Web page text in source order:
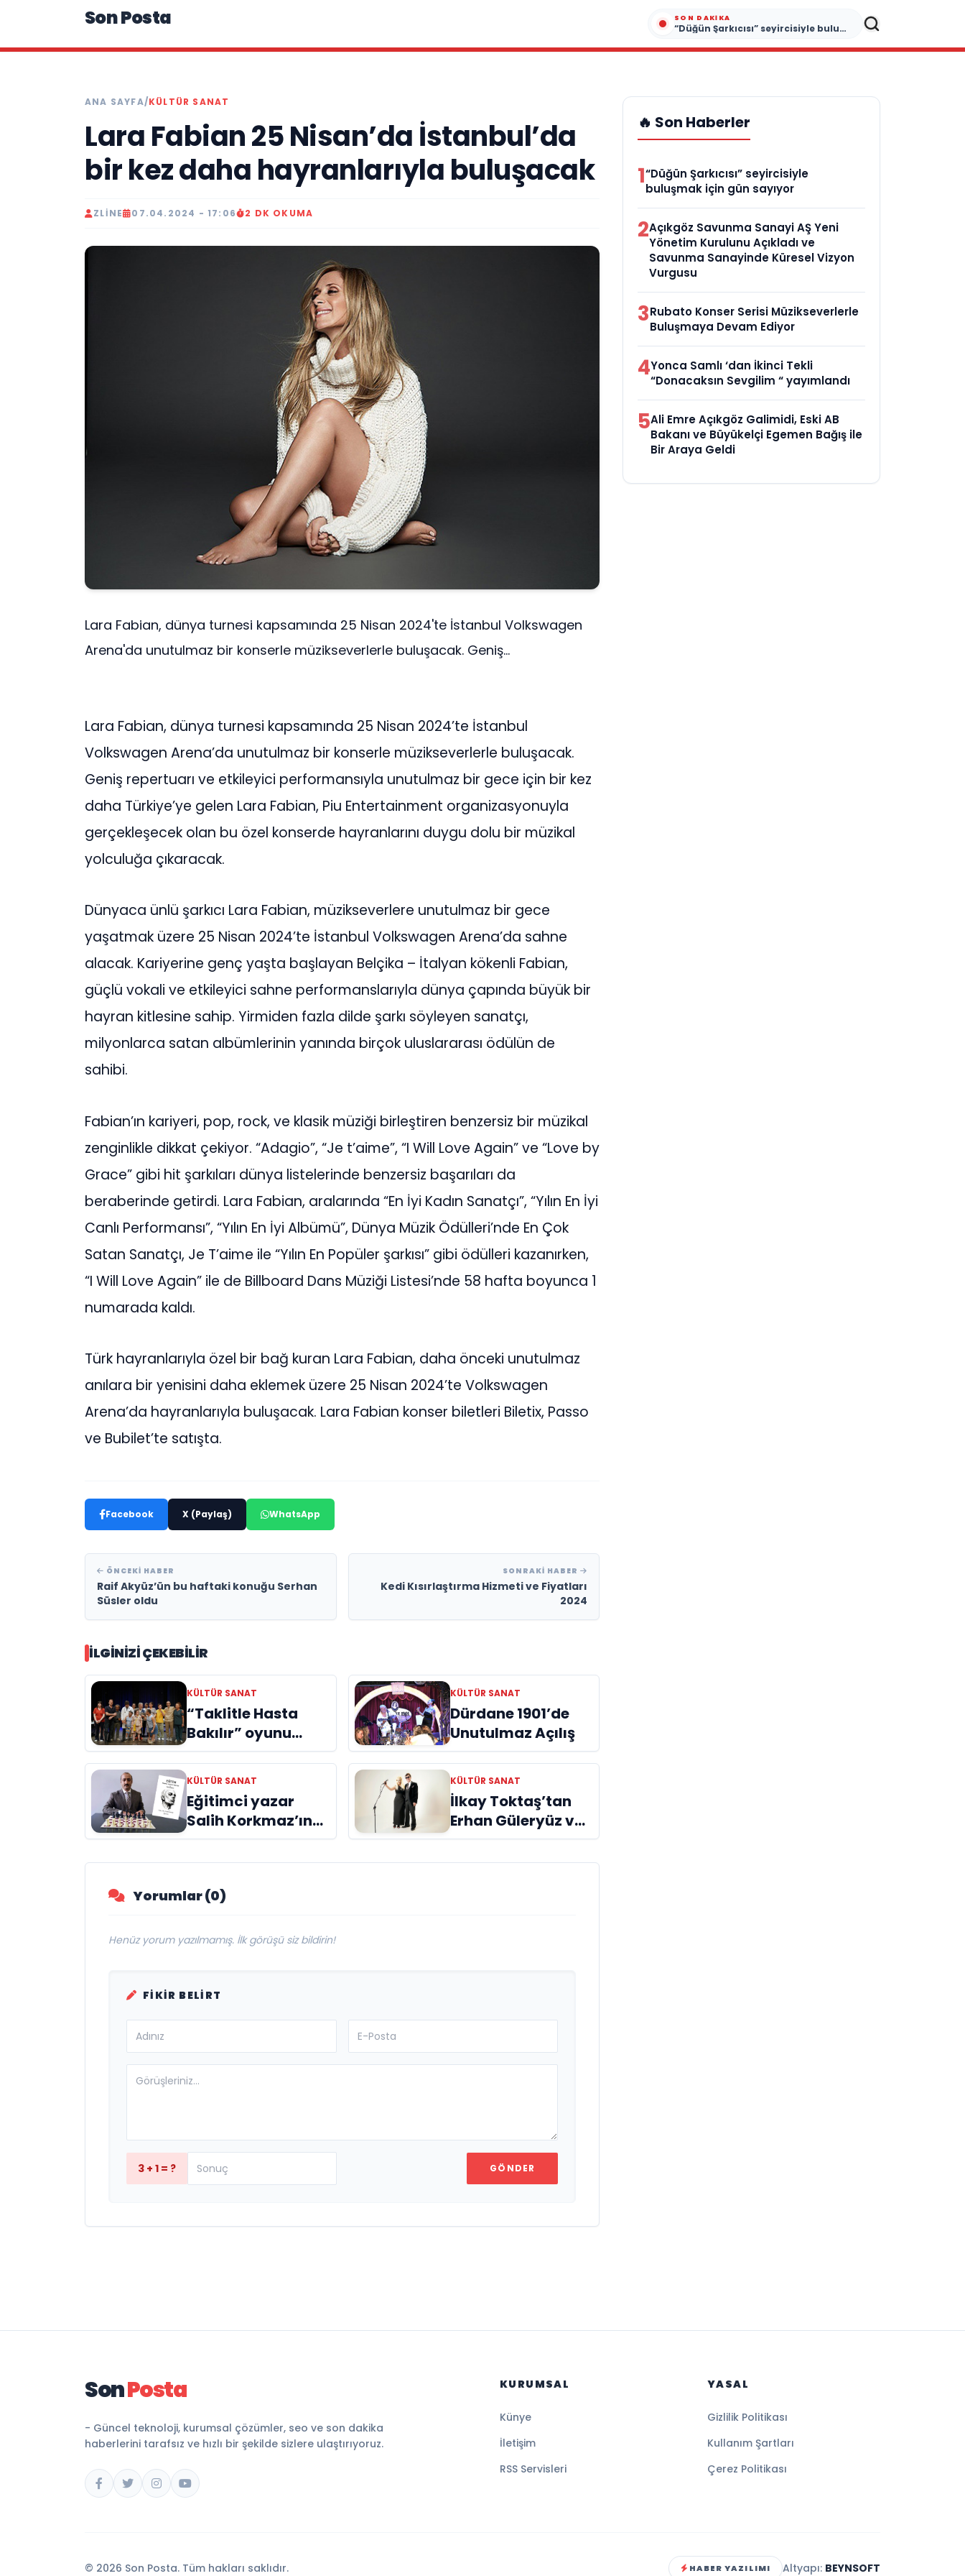
Son Posta SON DAKIKA
“Düğün Şarkıcısı” seyircisiyle buluşmak için gün sayıyor
ANA SAYFA/KÜLTÜR SANAT
Lara Fabian 25 Nisan’da İstanbul’da
bir kez daha hayranlarıyla buluşacak
ZLINE 07.04.2024 - 17:06 2 DK OKUMA
Lara Fabian, dünya turnesi kapsamında 25 Nisan 2024'te İstanbul Volkswagen
Arena'da unutulmaz bir konserle müzikseverlerle buluşacak. Geniş...
Lara Fabian, dünya turnesi kapsamında 25 Nisan 2024’te İstanbul
Volkswagen Arena’da unutulmaz bir konserle müzikseverlerle buluşacak.
Geniş repertuarı ve etkileyici performansıyla unutulmaz bir gece için bir kez
daha Türkiye’ye gelen Lara Fabian, Piu Entertainment organizasyonuyla
gerçekleşecek olan bu özel konserde hayranlarını duygu dolu bir müzikal
yolculuğa çıkaracak.
Dünyaca ünlü şarkıcı Lara Fabian, müzikseverlere unutulmaz bir gece
yaşatmak üzere 25 Nisan 2024’te İstanbul Volkswagen Arena’da sahne
alacak. Kariyerine genç yaşta başlayan Belçika – İtalyan kökenli Fabian,
güçlü vokali ve etkileyici sahne performanslarıyla dünya çapında büyük bir
hayran kitlesine sahip. Yirmiden fazla dilde şarkı söyleyen sanatçı,
milyonlarca satan albümlerinin yanında birçok uluslararası ödülün de
sahibi.
Fabian’ın kariyeri, pop, rock, ve klasik müziği birleştiren benzersiz bir müzikal
zenginlikle dikkat çekiyor. “Adagio”, “Je t’aime”, “I Will Love Again” ve “Love by
Grace” gibi hit şarkıları dünya listelerinde benzersiz başarıları da
beraberinde getirdi. Lara Fabian, aralarında “En İyi Kadın Sanatçı”, “Yılın En İyi
Canlı Performansı”, “Yılın En İyi Albümü”, Dünya Müzik Ödülleri’nde En Çok
Satan Sanatçı, Je T’aime ile “Yılın En Popüler şarkısı” gibi ödülleri kazanırken,
“I Will Love Again” ile de Billboard Dans Müziği Listesi’nde 58 hafta boyunca 1
numarada kaldı.
Türk hayranlarıyla özel bir bağ kuran Lara Fabian, daha önceki unutulmaz
anılara bir yenisini daha eklemek üzere 25 Nisan 2024’te Volkswagen
Arena’da hayranlarıyla buluşacak. Lara Fabian konser biletleri Biletix, Passo
ve Bubilet’te satışta.
Facebook X (Paylaş) WhatsApp
ÖNCEKI HABER
Raif Akyüz’ün bu haftaki konuğu Serhan
Süsler oldu
SONRAKI HABER
Kedi Kısırlaştırma Hizmeti ve Fiyatları
2024
İLGINIZI ÇEKEBILIR
KÜLTÜR SANAT
“Taklitle Hasta
Bakılır” oyunu
engelleri sanatla
aştı
KÜLTÜR SANAT
Dürdane 1901’de
Unutulmaz Açılış
KÜLTÜR SANAT
Eğitimci yazar
Salih Korkmaz’ın
EĞİTİM kitabı hala
büyük ilgi görmeye
KÜLTÜR SANAT
İlkay Toktaş’tan
Erhan Güleryüz ve
Hüsnü Şenlendirici
işbirliğiyle
Yorumlar (0)
Henüz yorum yazılmamış. İlk görüşü siz bildirin!
FIKIR BELIRT
3 + 1 = ? GÖNDER
🔥 Son Haberler
1“Düğün Şarkıcısı” seyircisiyle
buluşmak için gün sayıyor
2Açıkgöz Savunma Sanayi AŞ Yeni
Yönetim Kurulunu Açıkladı ve
Savunma Sanayinde Küresel Vizyon
Vurgusu
3Rubato Konser Serisi Müzikseverlerle
Buluşmaya Devam Ediyor
4Yonca Samlı ‘dan İkinci Tekli
“Donacaksın Sevgilim “ yayımlandı
5Ali Emre Açıkgöz Galimidi, Eski AB
Bakanı ve Büyükelçi Egemen Bağış ile
Bir Araya Geldi
SonPosta
- Güncel teknoloji, kurumsal çözümler, seo ve son dakika
haberlerini tarafsız ve hızlı bir şekilde sizlere ulaştırıyoruz.
KURUMSAL
Künye
İletişim
RSS Servisleri
YASAL
Gizlilik Politikası
Kullanım Şartları
Çerez Politikası
© 2026 Son Posta. Tüm hakları saklıdır. HABER YAZILIMI Altyapı: BEYNSOFT